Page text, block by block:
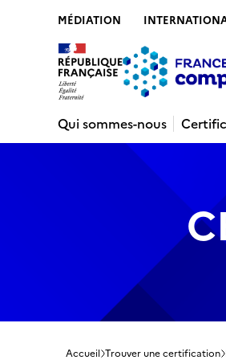
MÉDIATION
Qui sommes-nous
Accueil Trouver une certification